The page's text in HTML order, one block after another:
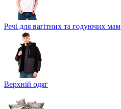
Речі для вагітних та годуючих мам
Верхній одяг